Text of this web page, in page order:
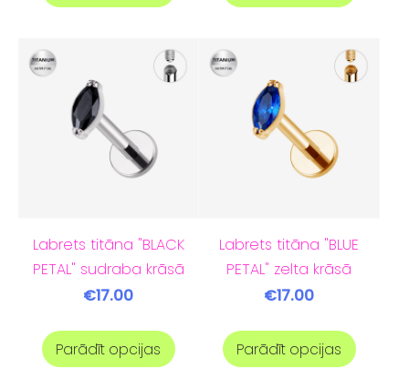
Labrets titāna "BLACK
PETAL" sudraba krāsā
€17.00
Parādīt opcijas
Labrets titāna "BLUE
PETAL" zelta krāsā
€17.00
Parādīt opcijas